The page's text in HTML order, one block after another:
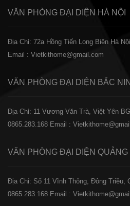
VĂN PHÒNG ĐẠI DIỆN HÀ NỘI
Địa Chỉ: 72a Hồng Tiến Long Biên Hà Nội
Email : Vietkithome@gmail.com
VĂN PHÒNG ĐẠI DIỆN BẮC
Địa Chỉ: 11 Vương Văn Trà, Việt Yên
0865.283.168 Email :
VĂN PHÒNG ĐẠI DIỆN QUẢNG
Địa Chỉ: Số 11 Vĩnh Thông, Đông Triều,
0865.283.168 Email :